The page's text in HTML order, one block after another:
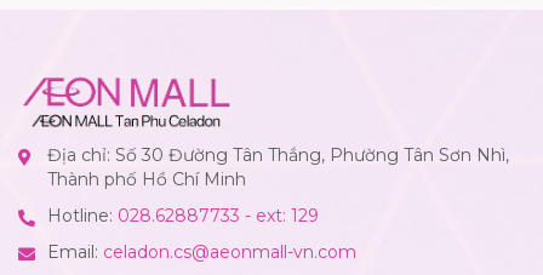
Địa chỉ: Số 30 Đường Tân Thắng, Phường Tân Sơn Nhì,
Thành phố Hồ Chí Minh
Hotline: 028.62887733 - ext: 129
Email: celadon.cs@aeonmall-vn.com